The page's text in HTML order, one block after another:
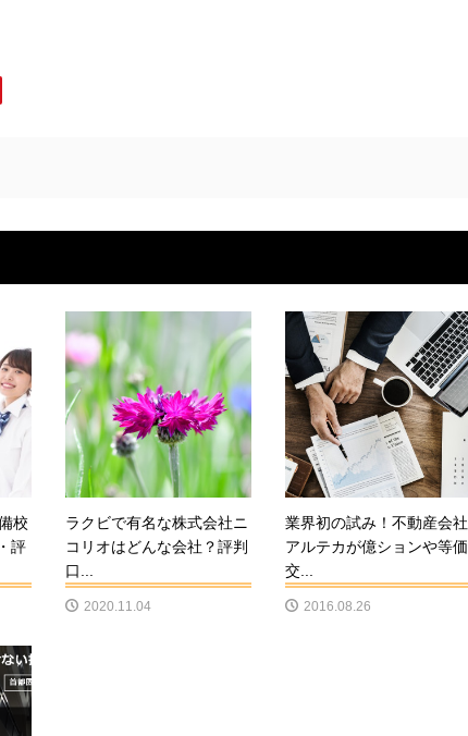
校
評
ラクビで有名な株式会社ニ
コリオはどんな会社？評判
口...
2020.11.04
業界初の試み！不動産会社
アルテカが億ションや等価
交...
2016.08.26